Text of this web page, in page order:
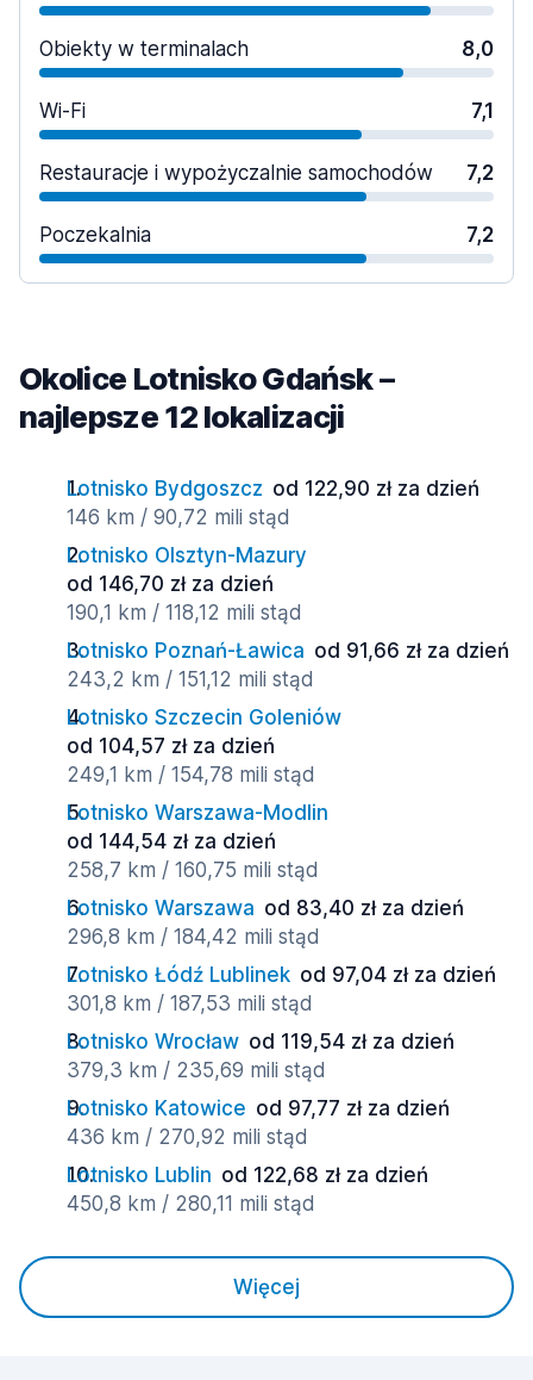
Obiekty w terminalach 8,0
Wi-Fi 7,1
Restauracje i wypożyczalnie samochodów 7,2
Poczekalnia 7,2
Okolice Lotnisko Gdańsk –
najlepsze 12 lokalizacji
Lotnisko Bydgoszcz od 122,90 zł za dzień
146 km / 90,72 mili stąd
Lotnisko Olsztyn-Mazury
od 146,70 zł za dzień
190,1 km / 118,12 mili stąd
Lotnisko Poznań-Ławica od 91,66 zł za dzień
243,2 km / 151,12 mili stąd
Lotnisko Szczecin Goleniów
od 104,57 zł za dzień
249,1 km / 154,78 mili stąd
Lotnisko Warszawa-Modlin
od 144,54 zł za dzień
258,7 km / 160,75 mili stąd
Lotnisko Warszawa od 83,40 zł za dzień
296,8 km / 184,42 mili stąd
Lotnisko Łódź Lublinek od 97,04 zł za dzień
301,8 km / 187,53 mili stąd
Lotnisko Wrocław od 119,54 zł za dzień
379,3 km / 235,69 mili stąd
Lotnisko Katowice od 97,77 zł za dzień
436 km / 270,92 mili stąd
Lotnisko Lublin od 122,68 zł za dzień
450,8 km / 280,11 mili stąd
Więcej